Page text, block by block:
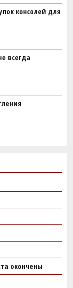
консолей для
всегда
окончены